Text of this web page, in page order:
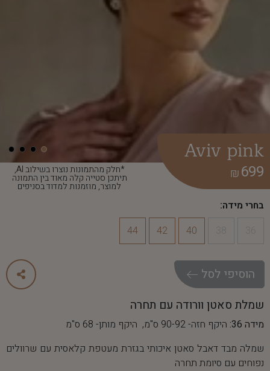
*חלק מהתמונות נוצרו בשילוב AI,
תיתכן סטייה קלה מאוד בין התמונה
למוצר, מוזמנות למדוד בסניפים
Aviv pink
699
₪
בחרי מידה:
40
42
44
הוסיפי לסל
שמלת סאטן וורודה עם תחרה
מידה 36:
היקף חזה- 90-92 ס"מ, היקף מותן- 68 ס"מ
שמלה מבד דאבל סאטן איכותי בגזרת מעטפת קלאסית עם שרוולים
נפוחים עם סיומת תחרה